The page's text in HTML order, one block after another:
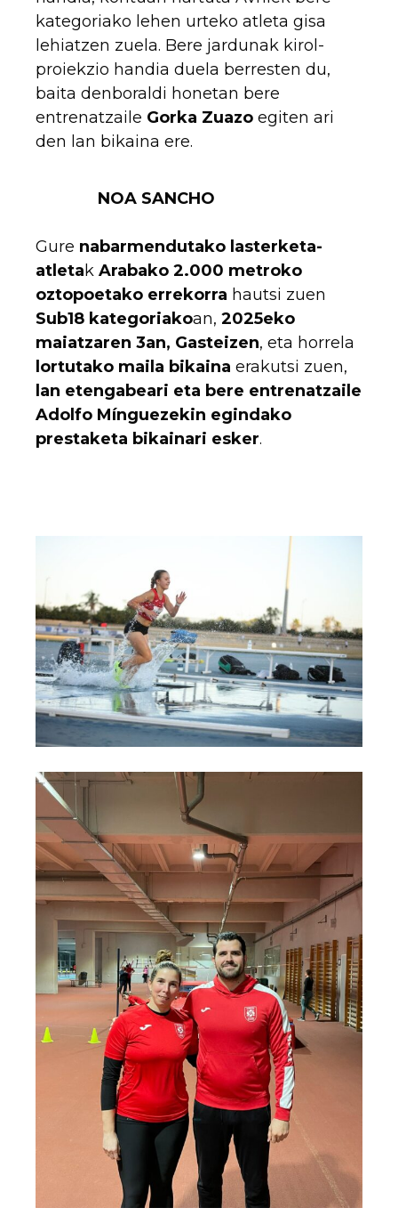
kategoriako lehen urteko atleta gisa
lehiatzen zuela. Bere jardunak kirol-
proiekzio handia duela berresten du,
baita denboraldi honetan bere
entrenatzaile Gorka Zuazo egiten ari
den lan bikaina ere.
NOA SANCHO
Gure nabarmendutako lasterketa-
atletak Arabako 2.000 metroko
oztopoetako errekorra hautsi zuen
Sub18 kategoriakoan, 2025eko
maiatzaren 3an, Gasteizen, eta horrela
lortutako maila bikaina erakutsi zuen,
lan etengabeari eta bere entrenatzaile
Adolfo Mínguezekin egindako
prestaketa bikainari esker.